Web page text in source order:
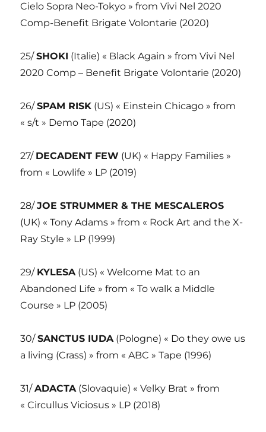
Cielo Sopra Neo-Tokyo » from Vivi Nel 2020
Comp-Benefit Brigate Volontarie (2020)
25/SHOKI (Italie) « Black Again » from Vivi Nel
2020 Comp – Benefit Brigate Volontarie (2020)
26/SPAM RISK (US) « Einstein Chicago » from
« s/t » Demo Tape (2020)
27/ DECADENT FEW (UK) « Happy Families »
from « Lowlife » LP (2019)
28/JOE STRUMMER & THE MESCALEROS
(UK) « Tony Adams » from « Rock Art and the X-
Ray Style » LP (1999)
29/ KYLESA(US) « Welcome Mat to an
Abandoned Life » from « To walk a Middle
Course » LP (2005)
30/SANCTUS IUDA(Pologne) « Do they owe us
a living (Crass) » from « ABC » Tape (1996)
31/ADACTA(Slovaquie) « Velky Brat » from
« Circullus Viciosus » LP (2018)